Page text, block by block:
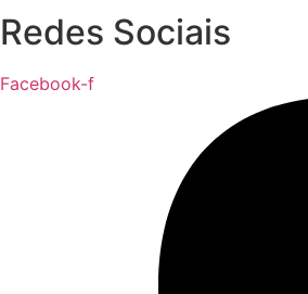
Redes Sociais
Facebook-f